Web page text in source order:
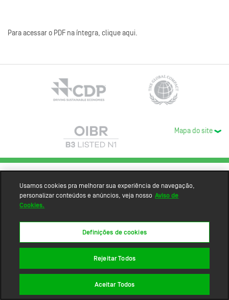
Para acessar o PDF na íntegra, clique aqui.
Mapa do site
Usamos cookies pra melhorar sua experiência de navegação,
personalizar conteúdos e anúncios, veja nosso Aviso de
Cookies.
Definições de cookies
Rejeitar Todos
Aceitar Todos